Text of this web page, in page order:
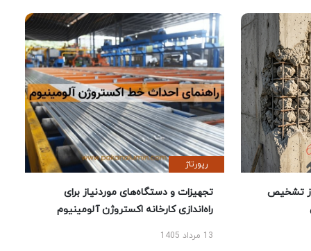
تشخیص
رپورتاژ
تجهیزات و دستگاه‌های موردنیاز برای
راه‌اندازی کارخانه اکستروژن آلومینیوم
13 مرداد 1405